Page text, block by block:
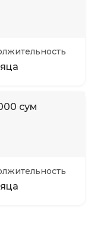
сум